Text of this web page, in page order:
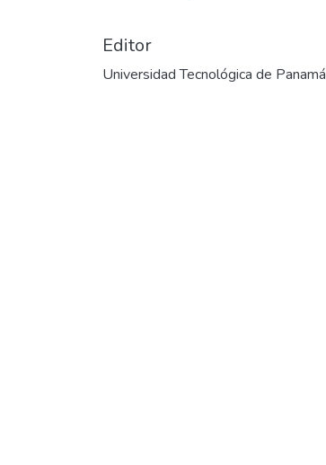
Editor
Universidad Tecnológica de Panamá